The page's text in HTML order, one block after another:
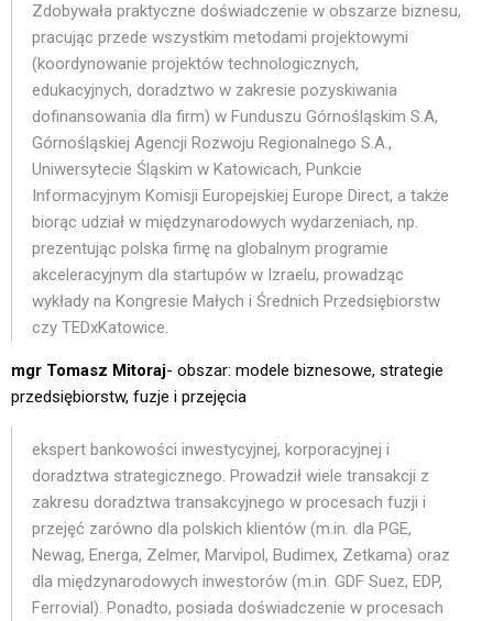
Zdobywała praktyczne doświadczenie w obszarze biznesu,
pracując przede wszystkim metodami projektowymi
(koordynowanie projektów technologicznych,
edukacyjnych, doradztwo w zakresie pozyskiwania
dofinansowania dla firm) w Funduszu Górnośląskim S.A,
Górnośląskiej Agencji Rozwoju Regionalnego S.A.,
Uniwersytecie Śląskim w Katowicach, Punkcie
Informacyjnym Komisji Europejskiej Europe Direct, a także
biorąc udział w międzynarodowych wydarzeniach, np.
prezentując polska firmę na globalnym programie
akceleracyjnym dla startupów w Izraelu, prowadząc
wykłady na Kongresie Małych i Średnich Przedsiębiorstw
czy TEDxKatowice.
mgr Tomasz Mitoraj- obszar: modele biznesowe, strategie
przedsiębiorstw, fuzje i przejęcia
ekspert bankowości inwestycyjnej, korporacyjnej i
doradztwa strategicznego. Prowadził wiele transakcji z
zakresu doradztwa transakcyjnego w procesach fuzji i
przejęć zarówno dla polskich klientów (m.in. dla PGE,
Newag, Energa, Zelmer, Marvipol, Budimex, Zetkama) oraz
dla międzynarodowych inwestorów (m.in. GDF Suez, EDP,
Ferrovial). Ponadto, posiada doświadczenie w procesach